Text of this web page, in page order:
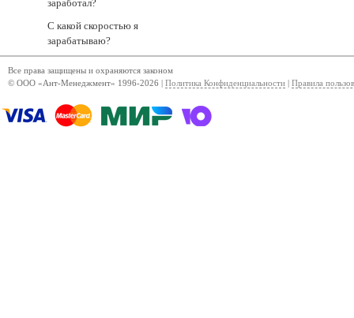
заработал?
С какой скоростью я
зарабатываю?
Все права защищены и охраняются законом
© ООО «Ант-Менеджмент» 1996-2026 | Политика Конфиденциальности Правила